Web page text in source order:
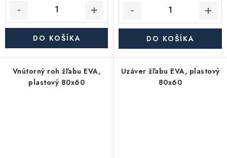
DO KOŠÍKA DO KOŠÍKA
Vnútorný roh žľabu EVA,
plastový 80x60
Uzáver žľabu EVA, plastový
80x60